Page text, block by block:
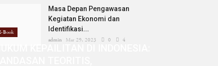
Masa Depan Pengawasan
Kegiatan Ekonomi dan
Identifikasi...
admin Mar 29, 2023 0 4
Book